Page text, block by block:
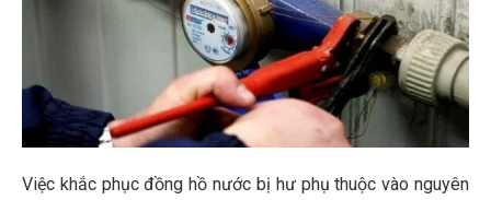
Việc khắc phục đồng hồ nước bị hư phụ thuộc vào nguyên